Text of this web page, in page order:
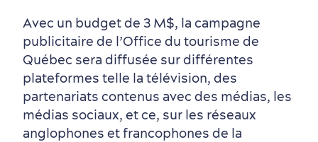
Périphérie de la ville
Activités en hiver
en famille
Centres de villégiature
Informations pratiques
Avec un budget de 3 M$, la campagne
publicitaire de l’Office du tourisme de
Québec sera diffusée sur différentes
plateformes telle la télévision, des
partenariats contenus avec des médias, les
médias sociaux, et ce, sur les réseaux
anglophones et francophones de la